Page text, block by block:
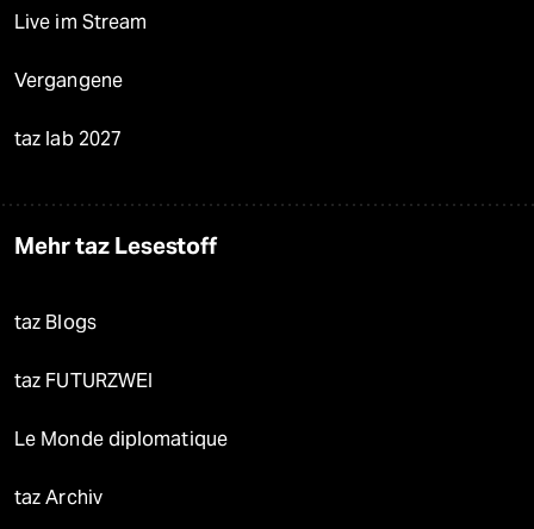
Live im Stream
Vergangene
taz lab 2027
Mehr taz Lesestoff
taz Blogs
taz FUTURZWEI
Le Monde diplomatique
taz Archiv